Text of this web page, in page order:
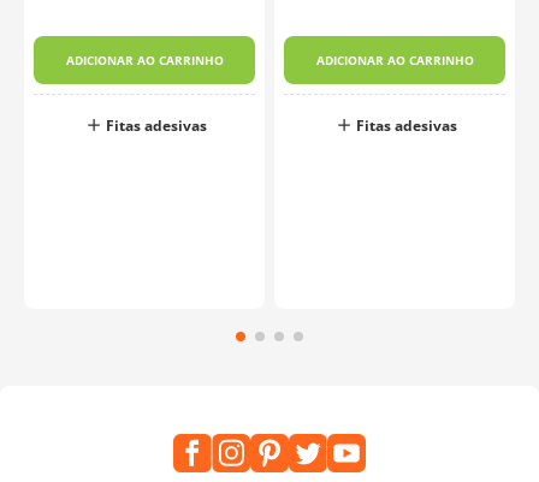
ADICIONAR AO CARRINHO
Fitas adesivas
ADICIONAR AO CARRINHO
Fitas adesivas